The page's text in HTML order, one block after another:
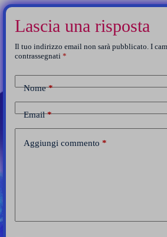
Lascia una risposta
Il tuo indirizzo email non sarà pubblicato. I
contrassegnati *
Nome*
Email*
Aggiungi commento *